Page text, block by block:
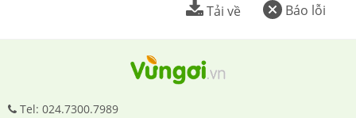
Báo lỗi
Tải về
Tel: 024.7300.7989